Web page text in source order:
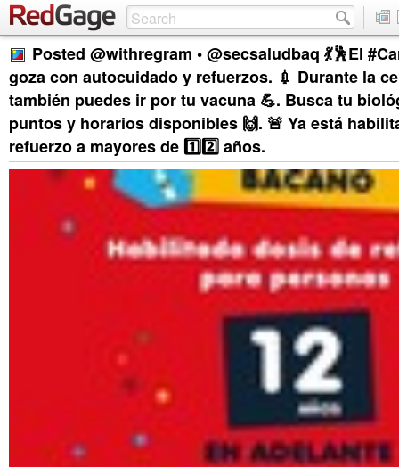
Posted @withregram • @secsaludbaq 💃🕺El
goza con autocuidado y refuerzos. 💉 Durante la
también puedes ir por tu vacuna 💪. Busca tu
puntos y horarios disponibles 🙌. 🚨 Ya está
refuerzo a mayores de 1️⃣2️⃣ años.